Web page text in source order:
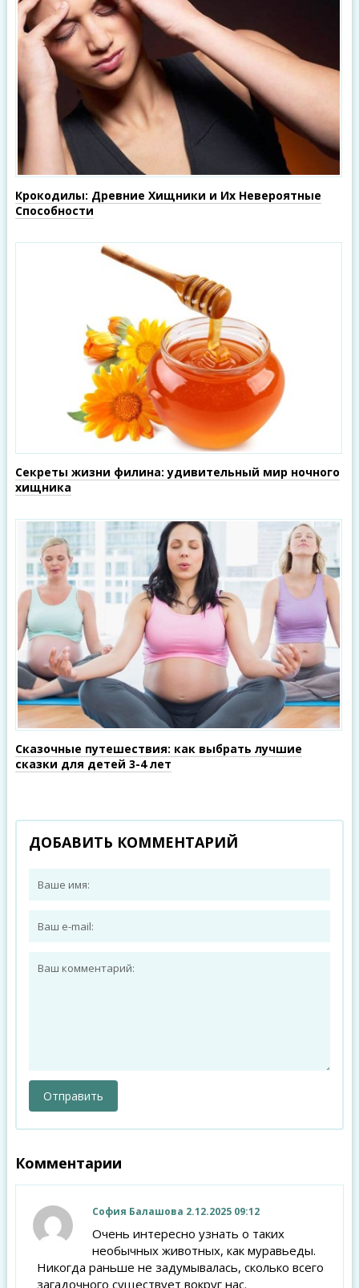
Крокодилы: Древние Хищники и Их Невероятные
Способности
Секреты жизни филина: удивительный мир ночного
хищника
Сказочные путешествия: как выбрать лучшие
сказки для детей 3-4 лет
ДОБАВИТЬ КОММЕНТАРИЙ
Комментарии
София Балашова 2.12.2025 09:12
Очень интересно узнать о таких
необычных животных, как муравьеды.
Никогда раньше не задумывалась, сколько всего
загадочного существует вокруг нас.